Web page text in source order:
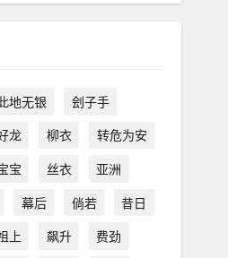
地无银
刽子手
龙 柳衣
转危为安
宝 丝衣
亚洲
幕后 倘若
昔日
上 飙升 费劲